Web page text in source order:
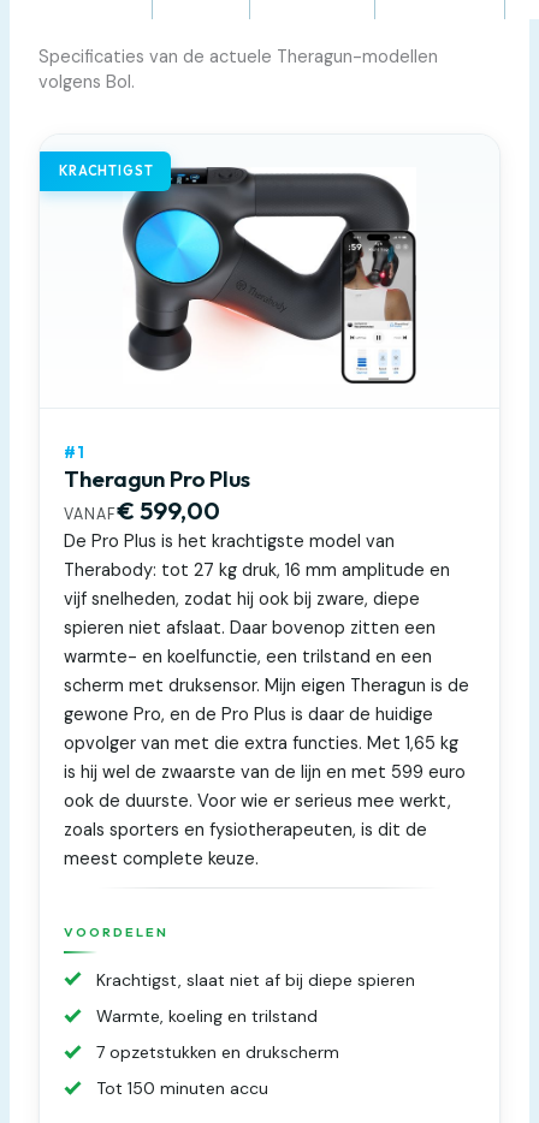
Specificaties van de actuele Theragun-modellen
volgens Bol.
KRACHTIGST
#1
Theragun Pro Plus
VANAF€ 599,00
De Pro Plus is het krachtigste model van
Therabody: tot 27 kg druk, 16 mm amplitude en
vijf snelheden, zodat hij ook bij zware, diepe
spieren niet afslaat. Daar bovenop zitten een
warmte- en koelfunctie, een trilstand en een
scherm met druksensor. Mijn eigen Theragun is de
gewone Pro, en de Pro Plus is daar de huidige
opvolger van met die extra functies. Met 1,65 kg
is hij wel de zwaarste van de lijn en met 599 euro
ook de duurste. Voor wie er serieus mee werkt,
zoals sporters en fysiotherapeuten, is dit de
meest complete keuze.
VOORDELEN
Krachtigst, slaat niet af bij diepe spieren
Warmte, koeling en trilstand
7 opzetstukken en drukscherm
Tot 150 minuten accu